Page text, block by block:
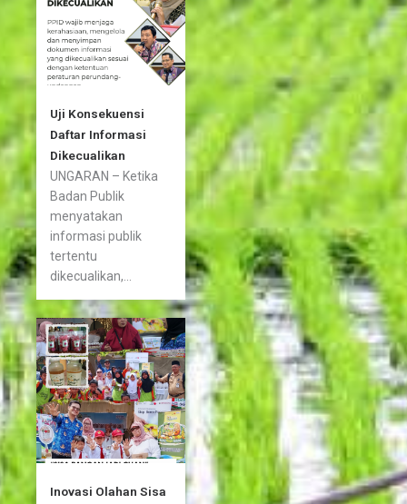
Uji Konsekuensi
Daftar Informasi
Dikecualikan
UNGARAN – Ketika
Badan Publik
menyatakan
informasi publik
tertentu
dikecualikan,...
Inovasi Olahan Sisa